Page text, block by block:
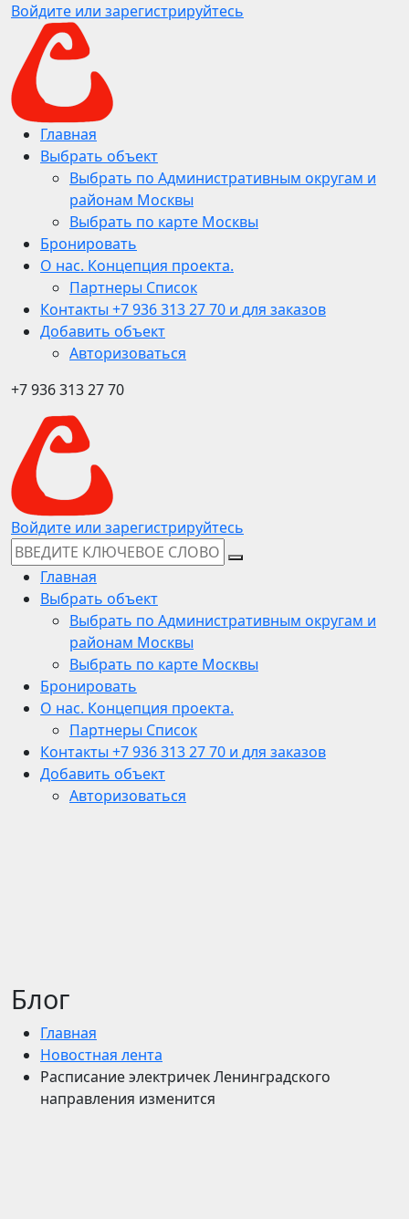
Войдите или зарегистрируйтесь
Главная
Выбрать объект
Выбрать по Административным округам и
районам Москвы
Выбрать по карте Москвы
Бронировать
О нас. Концепция проекта.
Партнеры Список
Контакты +7 936 313 27 70 и для заказов
Добавить объект
Авторизоваться
+7 936 313 27 70
Войдите или зарегистрируйтесь
Главная
Выбрать объект
Выбрать по Административным округам и
районам Москвы
Выбрать по карте Москвы
Бронировать
О нас. Концепция проекта.
Партнеры Список
Контакты +7 936 313 27 70 и для заказов
Добавить объект
Авторизоваться
Блог
Главная
Новостная лента
Расписание электричек Ленинградского
направления изменится